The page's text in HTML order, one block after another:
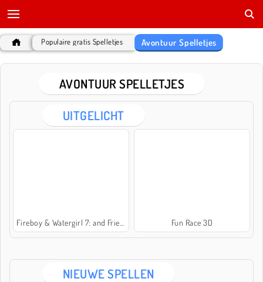
Populaire gratis Spelletjes Avontuur Spelletjes
AVONTUUR SPELLETJES
UITGELICHT
Fireboy & Watergirl 7: and Friends Fun Race 3D
NIEUWE SPELLEN